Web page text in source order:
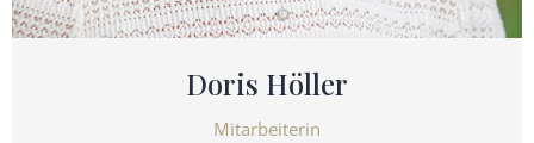
Doris Höller
Mitarbeiterin